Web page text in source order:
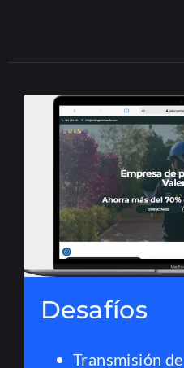
Desafíos
Transmisión